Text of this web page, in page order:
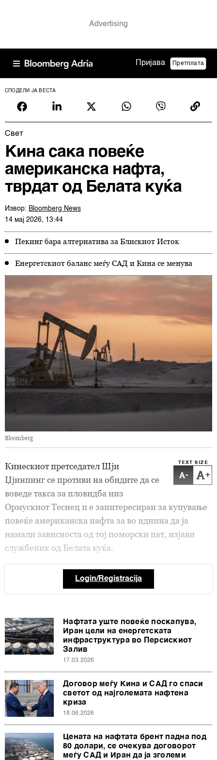
Пријава Претплата
СПОДЕЛИ ЈА ВЕСТА
Свет
Кина сака повеќе
американска нафта,
тврдат од Белата куќа
Извор: Bloomberg News
14 мај 2026, 13:44
Пекинг бара алтернатива за Блискиот Исток
Енергетскиот баланс меѓу САД и Кина се менува
Bloomberg
TEXT SIZE
- +
Кинескиот претседател Шји
Џјинпинг се противи на обидите да се
воведе такса за пловидба низ
Ормускиот Теснец и е заинтересиран за купување
повеќе американска нафта за во иднина да ја
намали зависноста од тој поморски пат, изјави
службеник од Белата куќа.
Login/Registracija
Нафтата уште повеќе поскапува,
Иран цели на енергетската
инфраструктура во Персискиот
Залив
17.03.2026
Договор меѓу Кина и САД го спаси
светот од најголемата нафтена
криза
18.06.2026
Цената на нафтата брент падна под
80 долари, се очекува договорот
меѓу САД и Иран да ја зголеми